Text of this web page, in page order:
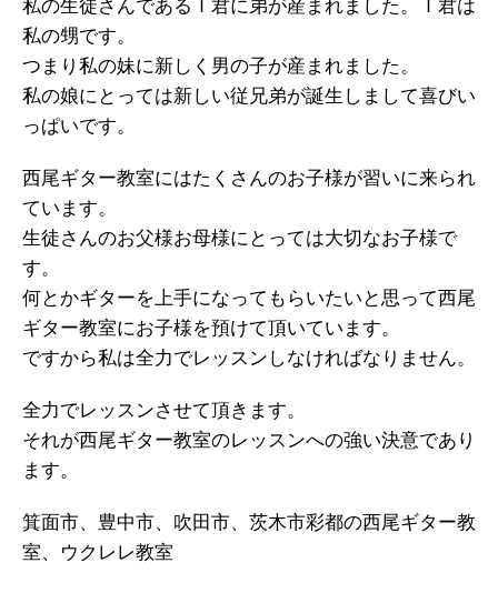
私の生徒さんであるＩ君に弟が産まれました。Ｉ君は
私の甥です。
つまり私の妹に新しく男の子が産まれました。
私の娘にとっては新しい従兄弟が誕生しまして喜びい
っぱいです。
西尾ギター教室にはたくさんのお子様が習いに来られ
ています。
生徒さんのお父様お母様にとっては大切なお子様で
す。
何とかギターを上手になってもらいたいと思って西尾
ギター教室にお子様を預けて頂いています。
ですから私は全力でレッスンしなければなりません。
全力でレッスンさせて頂きます。
それが西尾ギター教室のレッスンへの強い決意であり
ます。
箕面市、豊中市、吹田市、茨木市彩都の西尾ギター教
室、ウクレレ教室